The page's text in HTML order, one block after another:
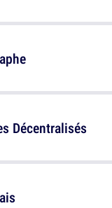
Décentralisés